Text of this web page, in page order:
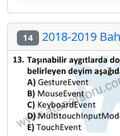
14 2018-2019